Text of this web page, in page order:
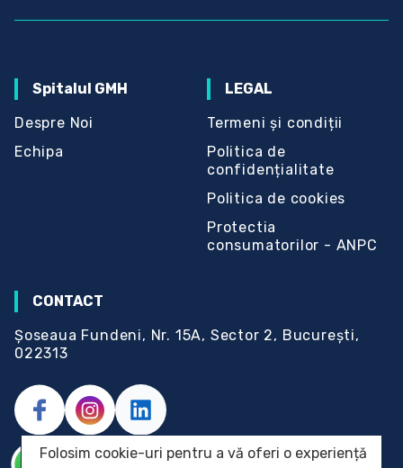
Folosim cookie-uri pentru a vă oferi o experiență
Spitalul GMH
Despre Noi
Echipa
LEGAL
Termeni și condiții
Politica de
confidențialitate
Politica de cookies
Protectia
consumatorilor - ANPC
CONTACT
Șoseaua Fundeni, Nr. 15A, Sector 2, București,
022313